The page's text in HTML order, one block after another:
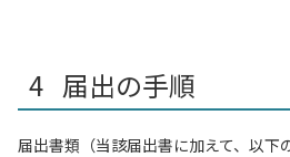
届出の手順
届出書類（当該届出書に加えて、以下